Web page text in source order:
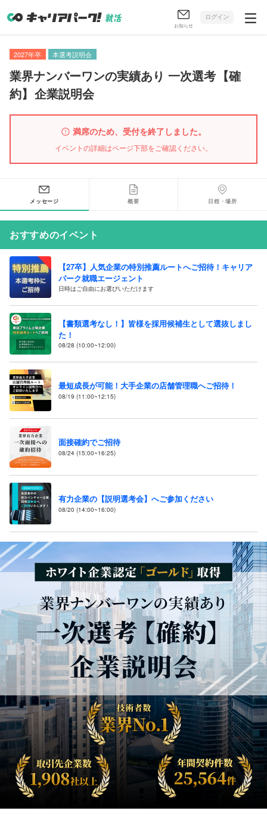
お知らせ
ログイン
2027年卒 本選考説明会
業界ナンバーワンの実績あり 一次選考 【確
約】 企業説明会
満席のため、受付を終了しました。
イベントの詳細はページ下部をご確認ください。
メッセージ 概要 日程・場所
おすすめのイベント
【27卒】人気企業の特別推薦ルートへご招待！キャリア
パーク就職エージェント
日時はご自由にお選びいただけます
【書類選考なし！】皆様を採用候補生として選抜しまし
た！
08/28 (10:00~12:00)
最短成長が可能！大手企業の店舗管理職へご招待！
08/19 (11:00~12:15)
面接確約でご招待
08/24 (15:00~16:25)
有力企業の【説明選考会】へご参加ください
08/20 (14:00~16:00)